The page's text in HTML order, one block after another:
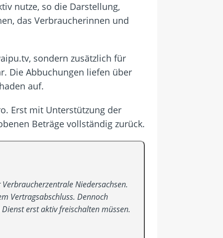
nutze, so die Darstellung,
das Verbraucherinnen und
sondern zusätzlich für
Die Abbuchungen liefen über
auf.
Erst mit Unterstützung der
Beträge vollständig zurück.
Niedersachsen.
Vertragsabschluss. Dennoch
erst aktiv freischalten müssen.